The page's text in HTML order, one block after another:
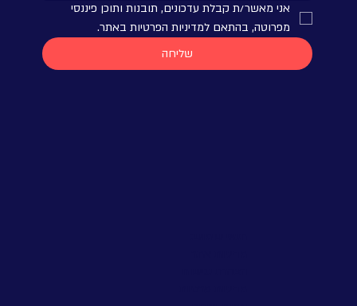
אני מאשר/ת קבלת עדכונים, תובנות ותוכן פיננסי
מפרוטה, בהתאם למדיניות הפרטיות באתר.
שליחה